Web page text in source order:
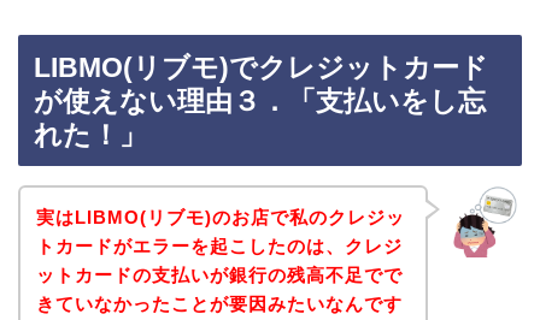
LIBMO(リブモ)でクレジットカード
が使えない理由３．「支払いをし忘
れた！」
実はLIBMO(リブモ)のお店で私のクレジッ
トカードがエラーを起こしたのは、クレジ
ットカードの支払いが銀行の残高不足でで
きていなかったことが要因みたいなんです